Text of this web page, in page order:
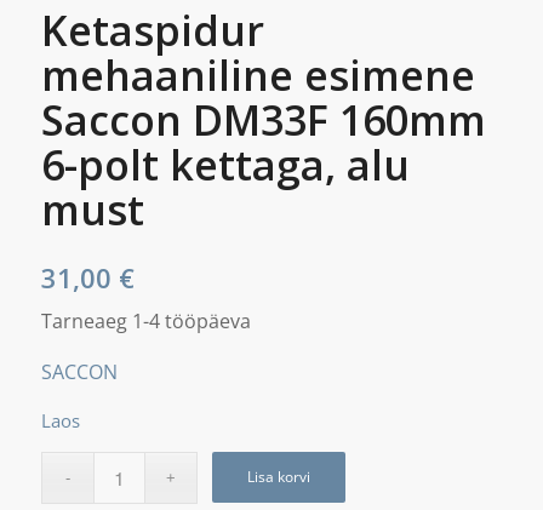
Ketaspidur
mehaaniline esimene
Saccon DM33F 160mm
6-polt kettaga, alu
must
31,00 €
Tarneaeg 1-4 tööpäeva
SACCON
Laos
Lisa korvi